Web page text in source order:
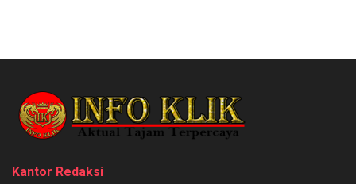
Kantor Redaksi